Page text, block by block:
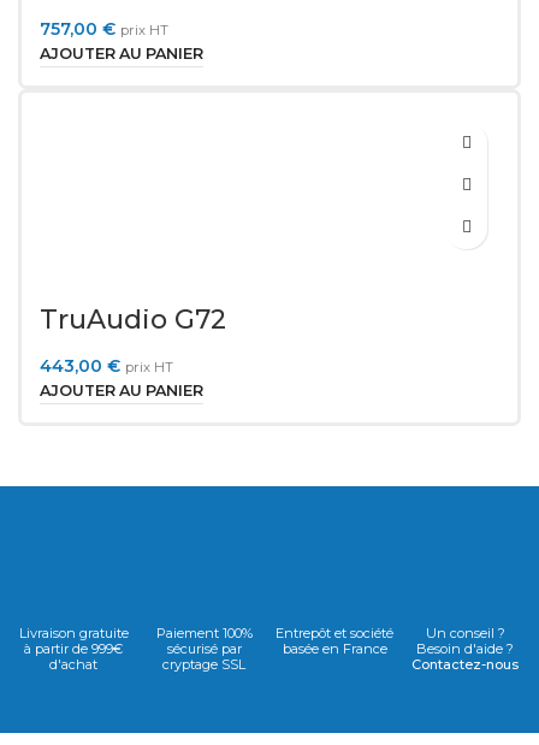
757,00 € prix HT
AJOUTER AU PANIER
TruAudio G72
443,00 € prix HT
AJOUTER AU PANIER
Livraison gratuite
à partir de 999€
d'achat
Paiement 100%
sécurisé par
cryptage SSL
Entrepôt et société
basée en France
Un conseil ?
Besoin d'aide ?
Contactez-nous